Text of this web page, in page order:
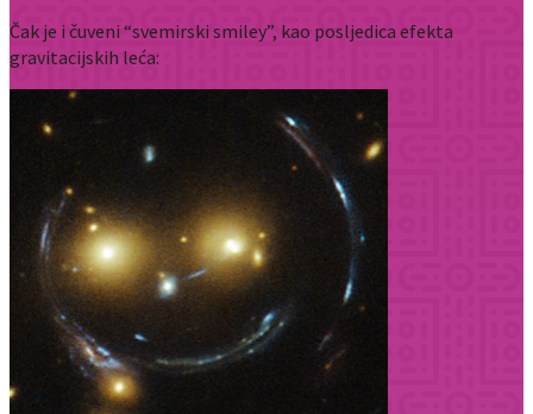
Čak je i čuveni “svemirski smiley”, kao posljedica efekta
gravitacijskih leća: